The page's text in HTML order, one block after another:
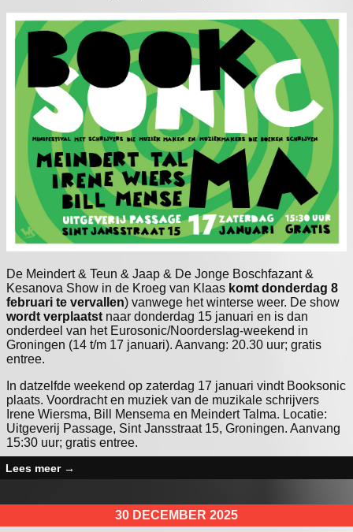
De Meindert & Teun & Jaap & De Jonge Boschfazant &
Kesanova Show in de Kroeg van Klaas komt donderdag 8
februari te vervallen) vanwege het winterse weer. De show
wordt verplaatst naar donderdag 15 januari en is dan
onderdeel van het Eurosonic/Noorderslag-weekend in
Groningen (14 t/m 17 januari). Aanvang: 20.30 uur; gratis
entree.
In datzelfde weekend op zaterdag 17 januari vindt Booksonic
plaats. Voordracht en muziek van de muzikale schrijvers
Irene Wiersma, Bill Mensema en Meindert Talma. Locatie:
Uitgeverij Passage, Sint Jansstraat 15, Groningen. Aanvang
15:30 uur; gratis entree.
Lees meer →
30 DECEMBER 2025